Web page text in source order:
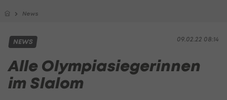
News
09.02.22 08:14
NEWS
Alle Olympiasiegerinnen
im Slalom